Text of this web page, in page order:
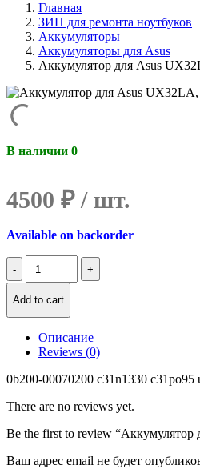
Главная
ЗИП для ремонта ноутбуков
Аккумуляторы
Аккумуляторы для Asus
Аккумулятор для Asus
В наличии 0
4500 ₽
Available on backorder
Количество
Аккумулятор
Asus
UX32LA,
UX32LN
(c31n1330),
50Wh,
11.31V
Add to cart
Описание
Reviews (0)
0b200-00070200 c31n1330
There are no reviews yet.
Be the first to review
Ваш адрес email не будет